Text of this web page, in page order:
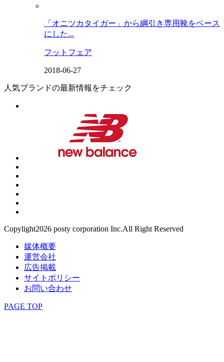
「オニツカタイガー」から綱引き専用靴をベース
にした...
フットフェア
2018-06-27
人気ブランドの最新情報をチェック
Copylight2026 posty corporation Inc.All Right Reserved
媒体概要
運営会社
広告掲載
サイトポリシー
お問い合わせ
PAGE TOP